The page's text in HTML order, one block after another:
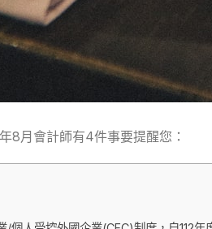
8月會計師有4件事要提醒您：